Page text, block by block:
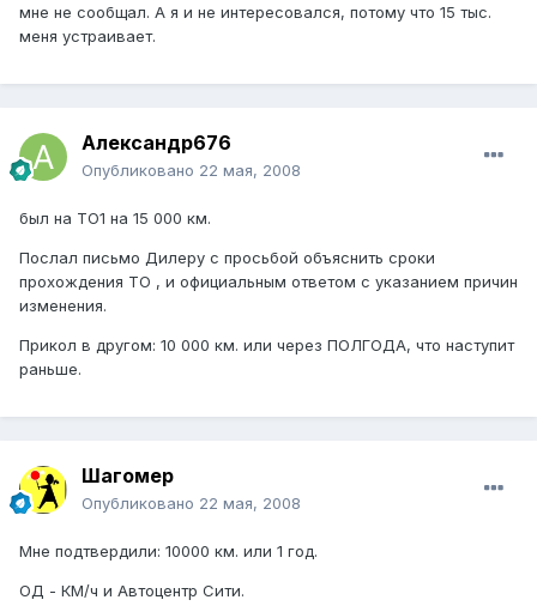
мне не сообщал. А я и не интересовался, потому что 15 тыс.
меня устраивает.
Александр676
Опубликовано 22 мая, 2008
был на ТО1 на 15 000 км.
Послал письмо Дилеру с просьбой объяснить сроки
прохождения ТО , и официальным ответом с указанием причин
изменения.
Прикол в другом: 10 000 км. или через ПОЛГОДА, что наступит
раньше.
Шагомер
Опубликовано 22 мая, 2008
Мне подтвердили: 10000 км. или 1 год.
ОД - КМ/ч и Автоцентр Сити.